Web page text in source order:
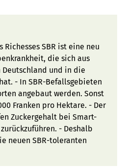
Richesses SBR ist eine neu
die sich aus
und in die
- In SBR-Befallsgebieten
angebaut werden. Sonst
Franken pro Hektare. - Der
Zuckergehalt bei Smart-
- Deshalb
neuen SBR-toleranten